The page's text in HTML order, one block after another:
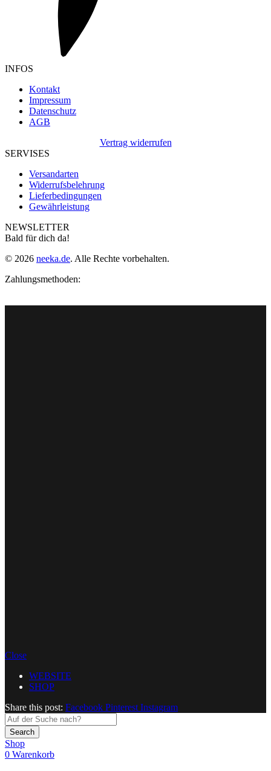
INFOS
Kontakt
Impressum
Datenschutz
AGB
Vertrag widerrufen
SERVISES
Versandarten
Widerrufsbelehrung
Lieferbedingungen
Gewährleistung
NEWSLETTER
Bald für dich da!
© 2026 neeka.de. Alle Rechte vorbehalten.
Zahlungsmethoden:
Close
WEBSITE
SHOP
Share this post: Facebook Pinterest Instagram
Search
Shop
0 Warenkorb